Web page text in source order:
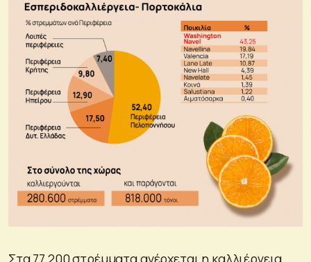
Στα 77.200 στρέμματα ανέρχεται η καλλιέργεια